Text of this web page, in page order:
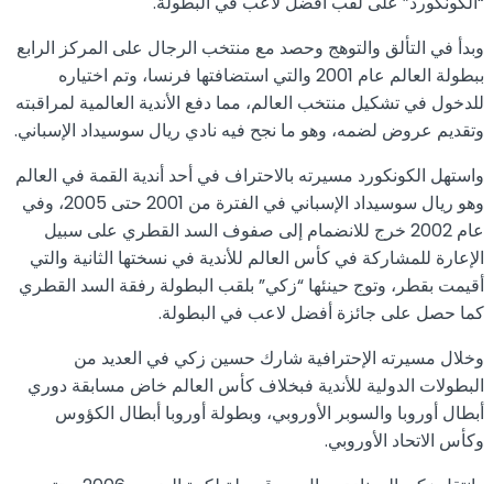
وبدأ في التألق والتوهج وحصد مع منتخب الرجال على المركز الرابع
ببطولة العالم عام 2001 والتي استضافتها فرنسا، وتم اختياره
للدخول في تشكيل منتخب العالم، مما دفع الأندية العالمية لمراقبته
وتقديم عروض لضمه، وهو ما نجح فيه نادي ريال سوسيداد الإسباني.
واستهل الكونكورد مسيرته بالاحتراف في أحد أندية القمة في العالم
وهو ريال سوسيداد الإسباني في الفترة من 2001 حتى 2005، وفي
عام 2002 خرج للانضمام إلى صفوف السد القطري على سبيل
الإعارة للمشاركة في كأس العالم للأندية في نسختها الثانية والتي
أقيمت بقطر، وتوج حينئها “زكي” بلقب البطولة رفقة السد القطري
كما حصل على جائزة أفضل لاعب في البطولة.
وخلال مسيرته الإحترافية شارك حسين زكي في العديد من
البطولات الدولية للأندية فبخلاف كأس العالم خاض مسابقة دوري
أبطال أوروبا والسوبر الأوروبي، وبطولة أوروبا أبطال الكؤوس
وكأس الاتحاد الأوروبي.